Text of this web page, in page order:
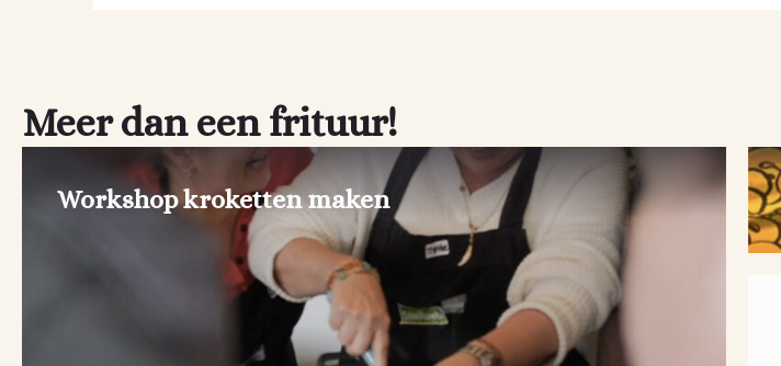
Meer dan een frituur!
Workshop kroketten maken